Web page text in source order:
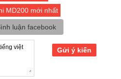
MD200 mới nhất
luận facebook
Gửi ý kiến